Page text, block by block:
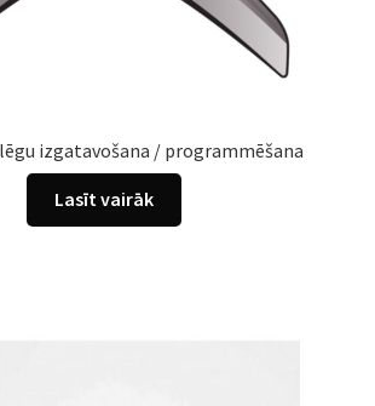
izgatavošana / programmēšana
Lasīt vairāk